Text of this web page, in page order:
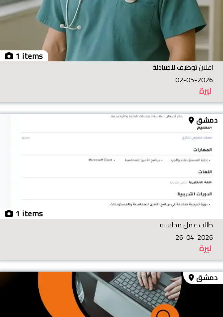
1 items
اعلان توظيف للصيادلة
02-05-2026
ليرة
1 items
دمشق
طالب عمل محاسبه
26-04-2026
ليرة
دمشق